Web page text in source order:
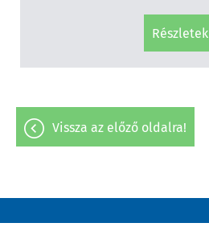
részletek
vissza az előző oldalra!